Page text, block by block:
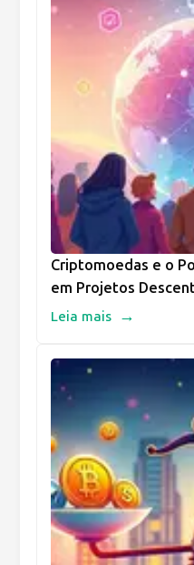
Criptomoedas e o
em Projetos
Leia mais →